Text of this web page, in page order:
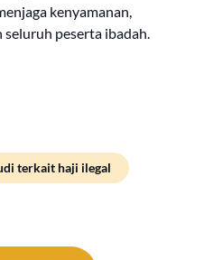
kenyamanan,
seluruh peserta ibadah.
terkait haji ilegal